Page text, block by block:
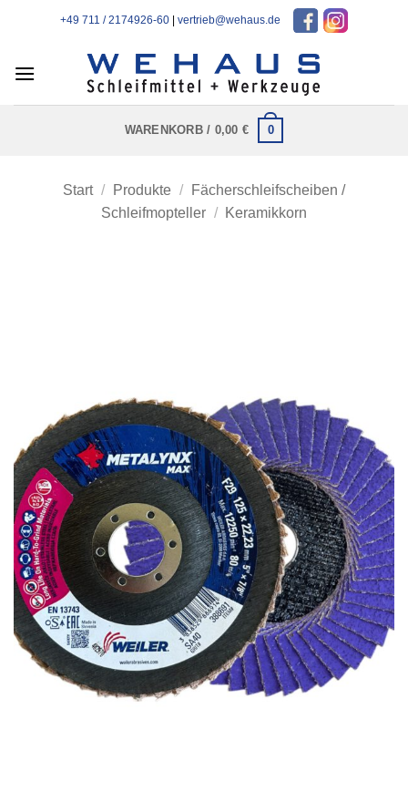
+49 711 / 2174926-60 vertrieb@wehaus.de
WARENKORB / 0,00 € 0
Start / Produkte /
Fächerschleifscheiben /
Schleifmopteller / Keramikkorn